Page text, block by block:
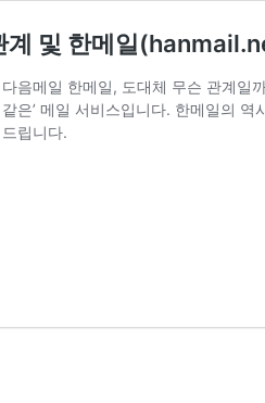
계 및 한메일
다음메일 한메일, 도대체 무슨 관계일
같은’ 메일 서비스입니다. 한메일의
드립니다.